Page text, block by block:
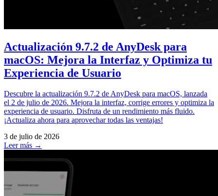
Actualización 9.7.2 de AnyDesk para
macOS: Mejora la Interfaz y Optimiza tu
Experiencia de Usuario
Descubre la actualización 9.7.2 de AnyDesk para macOS, lanzada
el 2 de julio de 2026. Mejora la interfaz, corrige errores y optimiza la
experiencia de usuario. Disfruta de un rendimiento más fluido.
¡Actualiza ahora para aprovechar todas las ventajas!
3 de julio de 2026
Leer más →